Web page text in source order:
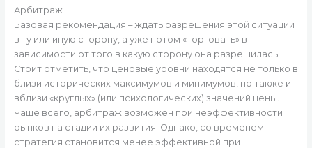
Арбитраж
Базовая рекомендация – ждать разрешения этой ситуации
в ту или иную сторону, а уже потом «торговать» в
зависимости от того в какую сторону она разрешилась.
Стоит отметить, что ценовые уровни находятся не только в
близи исторических максимумов и минимумов, но также и
вблизи «круглых» (или психологических) значений цены.
Чаще всего, арбитраж возможен при неэффективности
рынков на стадии их развития. Однако, со временем
стратегия становится менее эффективной при